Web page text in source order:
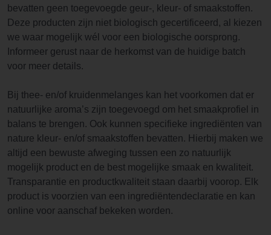
bevatten geen toegevoegde geur-, kleur- of smaakstoffen.
Deze producten zijn niet biologisch gecertificeerd, al kiezen
we waar mogelijk wél voor een biologische oorsprong.
Informeer gerust naar de herkomst van de huidige batch
voor meer details.
Bij thee- en/of kruidenmelanges kan het voorkomen dat er
natuurlijke aroma’s zijn toegevoegd om het smaakprofiel in
balans te brengen. Ook kunnen specifieke ingrediënten van
nature kleur- en/of smaakstoffen bevatten. Hierbij maken we
altijd een bewuste afweging tussen een zo natuurlijk
mogelijk product en de best mogelijke smaak en kwaliteit.
Transparantie en productkwaliteit staan daarbij voorop. Elk
product is voorzien van een ingrediëntendeclaratie en kan
online voor aanschaf bekeken worden.